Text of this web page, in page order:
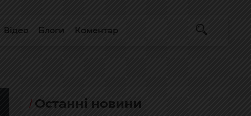
Відео Блоги Коментар
Останні новини